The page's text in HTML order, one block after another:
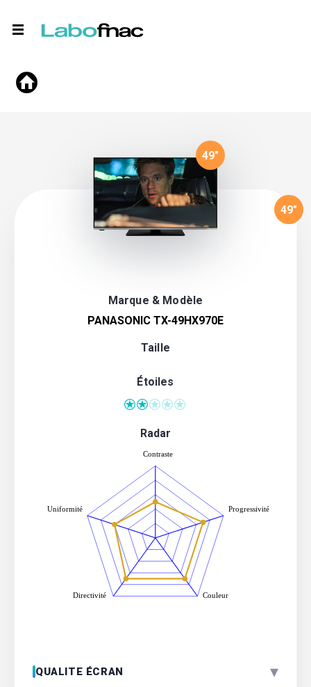
Marque & Modèle
49"
PANASONIC TX-49HX970E
Taille
49"
Étoiles
Radar
QUALITE ÉCRAN ▾